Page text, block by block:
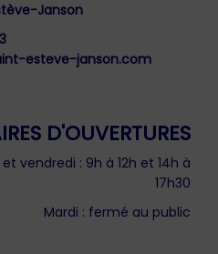
Janson
esteve-janson.com
D'OUVERTURES
vendredi : 9h à 12h et 14h à
17h30
Mardi : fermé au public